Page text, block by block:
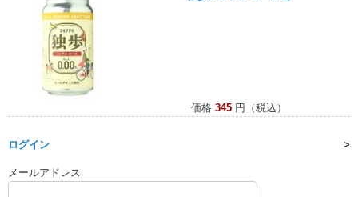
価格 345 円（税込）
ログイン
メールアドレス